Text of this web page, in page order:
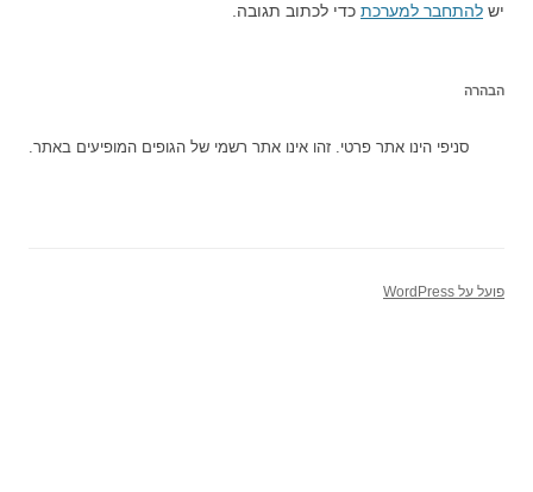
יש להתחבר למערכת כדי לכתוב תגובה.
הבהרה
סניפי הינו אתר פרטי. זהו אינו אתר רשמי של הגופים המופיעים באתר.
פועל על WordPress